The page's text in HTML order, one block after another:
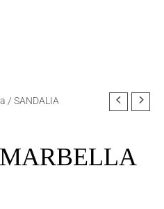
/ SANDALIA